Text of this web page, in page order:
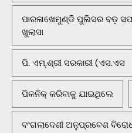
ପାରଳାଖେମୁଣ୍ଡି ପୁଲିସର ବଡ଼
ଖୁଲାସା
ପି. ଏମ୍.ଶ୍ରୀ ସରକାରୀ (ଏସ.ଏସ
ପିକନିକ୍‌ କରିବାକୁ ଯାଇଥିଲେ
ବଂଗଲାଦେଶୀ ଅନୁପ୍ରବେଶ